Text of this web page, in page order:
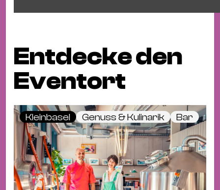
Entdecke den
Eventort
Kleinbasel Genuss & Kulinarik Bar